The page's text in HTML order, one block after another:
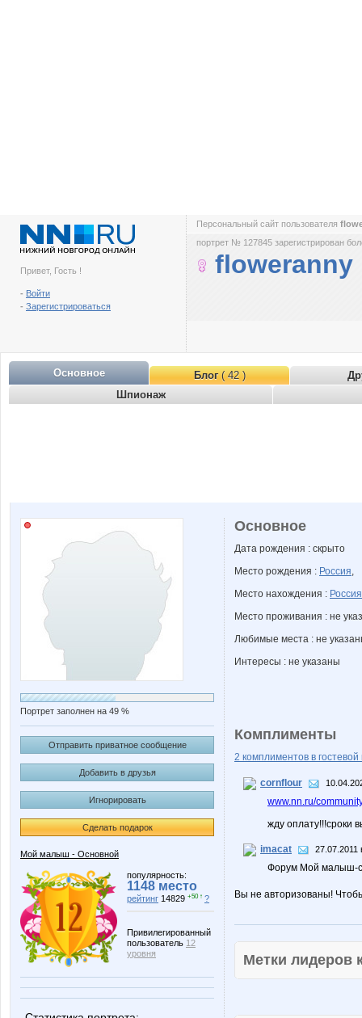
Привет, Гость !
- Войти
- Зарегистрироваться
Персональный сайт пользователя
портрет № 127845 зарегистрирован
floweranny
Основное Блог( 42 )
Шпионаж
Портрет заполнен на 49 %
Отправить приватное сообщение
Добавить в друзья
Игнорировать
Сделать подарок
Мой малыш - Основной
популярность:
1148 место
рейтинг 14829 +50 ↑ ?
Привилегированный
пользователь 12
уровня
Основное
Дата рождения : скрыто
Место рождения : Россия,
Место нахождения : Россия
Место проживания : не
Любимые места : не
Интересы : не указаны
Комплименты
2 комплиментов в гостевой
cornflour
www.nn.ru/
жду оплату!!!сроки
imacat 27.07.2011
Форум Мой малыш-
Вы не авторизованы!
Метки